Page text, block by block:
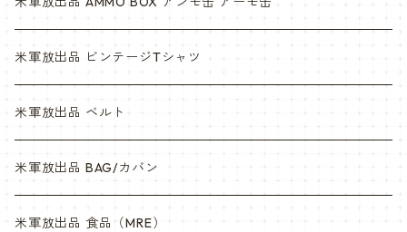
米軍放出品 ビンテージTシャツ
米軍放出品 ベルト
米軍放出品 BAG/カバン
米軍放出品 食品（MRE）